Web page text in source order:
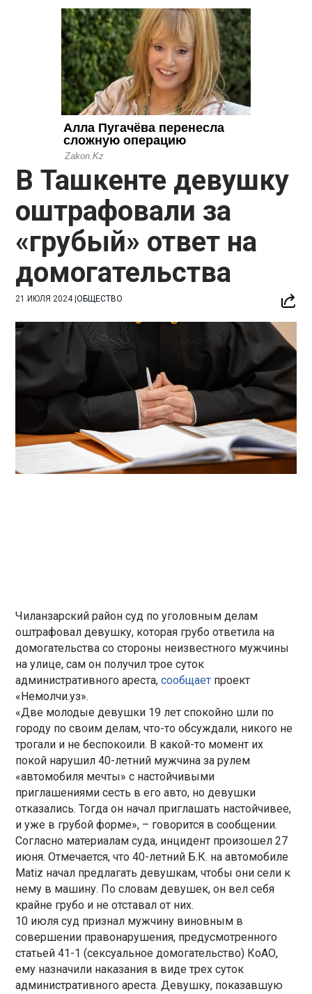
В Ташкенте девушку
оштрафовали за
«грубый» ответ на
домогательства
21 ИЮЛЯ 2024|ОБЩЕСТВО
Чиланзарский район суд по уголовным делам
оштрафовал девушку, которая грубо ответила на
домогательства со стороны неизвестного мужчины
на улице, сам он получил трое суток
административного ареста,сообщает проект
«Немолчи.уз».
«Две молодые девушки 19 лет спокойно шли по
городу по своим делам, что-то обсуждали, никого не
трогали и не беспокоили. В какой-то момент их
покой нарушил 40-летний мужчина за рулем
«автомобиля мечты» с настойчивыми
приглашениями сесть в его авто, но девушки
отказались. Тогда он начал приглашать настойчивее,
и уже в грубой форме», – говорится в сообщении.
Согласно материалам суда, инцидент произошел 27
июня. Отмечается, что 40-летний Б.К. на автомобиле
Matiz начал предлагать девушкам, чтобы они сели к
нему в машину. По словам девушек, он вел себя
крайне грубо и не отставал от них.
10 июля суд признал мужчину виновным в
совершении правонарушения, предусмотренного
статьей 41-1 (сексуальное домогательство) КоАО,
ему назначили наказания в виде трех суток
административного ареста. Девушку, показавшую